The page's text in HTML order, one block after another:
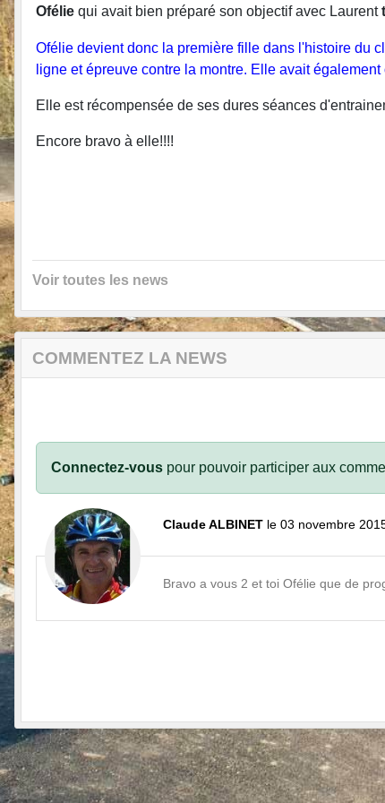
Ofélie qui avait bien préparé son objectif avec Laurent
Ofélie devient donc la première fille dans l'histoire du
ligne et épreuve contre la montre. Elle avait
Elle est récompensée de ses dures séances
Encore bravo à elle!!!!
Voir toutes les news
COMMENTEZ LA NEWS
Connectez-vous pour pouvoir participer aux
Claude ALBINET le 03 novembre
Bravo a vous 2 et toi Ofélie que de